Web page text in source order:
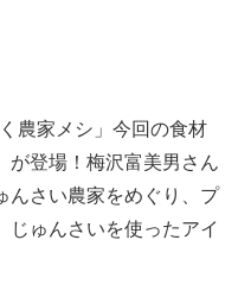
農家メシ」今回の食材
が登場！梅沢富美男さん
んさい農家をめぐり、プ
じゅんさいを使ったアイ